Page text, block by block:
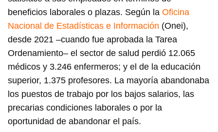
beneficios laborales o plazas. Según la Oficina
Nacional de Estadísticas e Información (Onei),
desde 2021 –cuando fue aprobada la Tarea
Ordenamiento– el sector de salud perdió 12.065
médicos y 3.246 enfermeros; y el de la educación
superior, 1.375 profesores. La mayoría abandonaba
los puestos de trabajo por los bajos salarios, las
precarias condiciones laborales o por la
oportunidad de abandonar el país.